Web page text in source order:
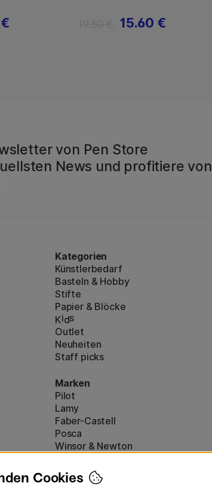
15.60 €
von Pen Store
News und profitiere von
Kategorien
Künstlerbedarf
Basteln & Hobby
Stifte
Papier & Blöcke
Kids
Outlet
Neuheiten
Staff picks
Marken
Pilot
Lamy
Faber-Castell
Posca
Winsor & Newton
Cookies